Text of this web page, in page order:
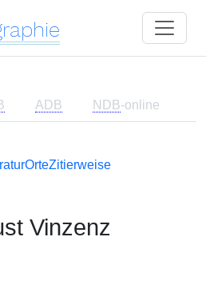
ADB NDB-online
OrteZitierweise
Vinzenz